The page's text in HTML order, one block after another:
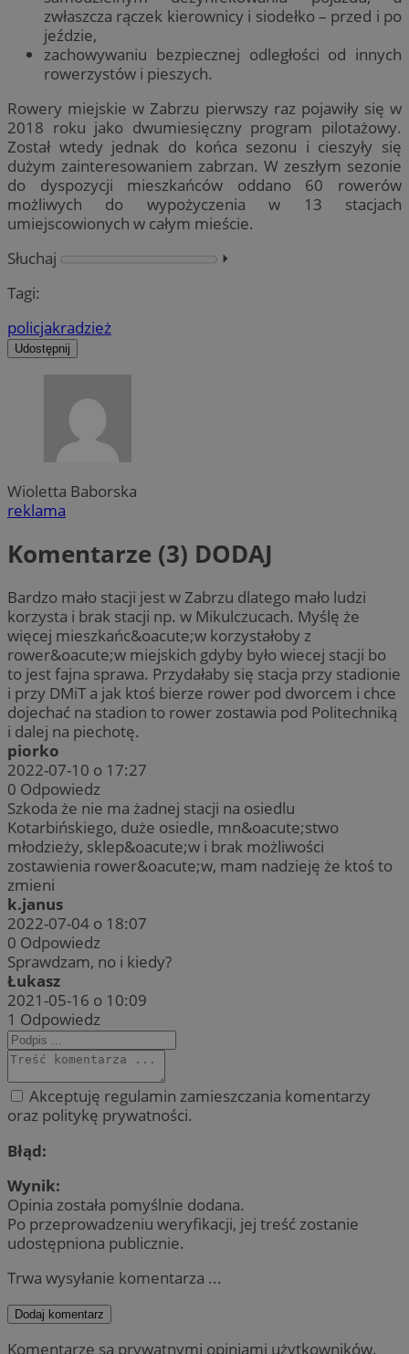
zwłaszcza rączek kierownicy i siodełko – przed i po
jeździe,
zachowywaniu bezpiecznej odległości od innych
rowerzystów i pieszych.
Rowery miejskie w Zabrzu pierwszy raz pojawiły się w
2018 roku jako dwumiesięczny program pilotażowy.
Został wtedy jednak do końca sezonu i cieszyły się
dużym zainteresowaniem zabrzan. W zeszłym sezonie
do dyspozycji mieszkańców oddano 60 rowerów
możliwych do wypożyczenia w 13 stacjach
umiejscowionych w całym mieście.
Słuchaj
⏵︎
Tagi:
policjakradzież
Udostępnij
Wioletta Baborska
reklama
Komentarze (3) DODAJ
Bardzo mało stacji jest w Zabrzu dlatego mało ludzi
korzysta i brak stacji np. w Mikulczucach. Myślę że
więcej mieszkańc&oacute;w korzystałoby z
rower&oacute;w miejskich gdyby było wiecej stacji bo
to jest fajna sprawa. Przydałaby się stacja przy stadionie
i przy DMiT a jak ktoś bierze rower pod dworcem i chce
dojechać na stadion to rower zostawia pod Politechniką
i dalej na piechotę.
piorko
2022-07-10 o 17:27
0 Odpowiedz
Szkoda że nie ma żadnej stacji na osiedlu
Kotarbińskiego, duże osiedle, mn&oacute;stwo
młodzieży, sklep&oacute;w i brak możliwości
zostawienia rower&oacute;w, mam nadzieję że ktoś to
zmieni
k.janus
2022-07-04 o 18:07
0 Odpowiedz
Sprawdzam, no i kiedy?
Łukasz
2021-05-16 o 10:09
1 Odpowiedz
Akceptuję regulamin zamieszczania komentarzy
oraz politykę prywatności.
Błąd:
Wynik:
Opinia została pomyślnie dodana.
Po przeprowadzeniu weryfikacji, jej treść zostanie
udostępniona publicznie.
Trwa wysyłanie komentarza ...
Dodaj komentarz
Komentarze są prywatnymi opiniami użytkowników.